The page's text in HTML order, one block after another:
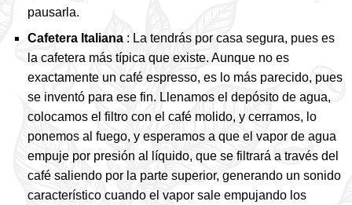
pausarla.
Cafetera Italiana : La tendrás por casa segura, pues es
la cafetera más típica que existe. Aunque no es
exactamente un café espresso, es lo más parecido, pues
se inventó para ese fin. Llenamos el depósito de agua,
colocamos el filtro con el café molido, y cerramos, lo
ponemos al fuego, y esperamos a que el vapor de agua
empuje por presión al líquido, que se filtrará a través del
café saliendo por la parte superior, generando un sonido
característico cuando el vapor sale empujando los